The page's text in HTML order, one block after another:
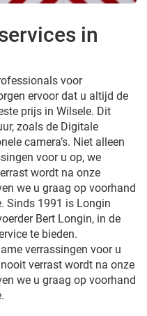
in
voor
ervoor dat u altijd de
prijs in Wilsele. Dit
zoals de Digitale
camera’s. Niet alleen
voor u op, we
wordt na onze
we u graag op voorhand
Sinds 1991 is Longin
Bert Longin, in de
te bieden.
verrassingen voor u
verrast wordt na onze
we u graag op voorhand